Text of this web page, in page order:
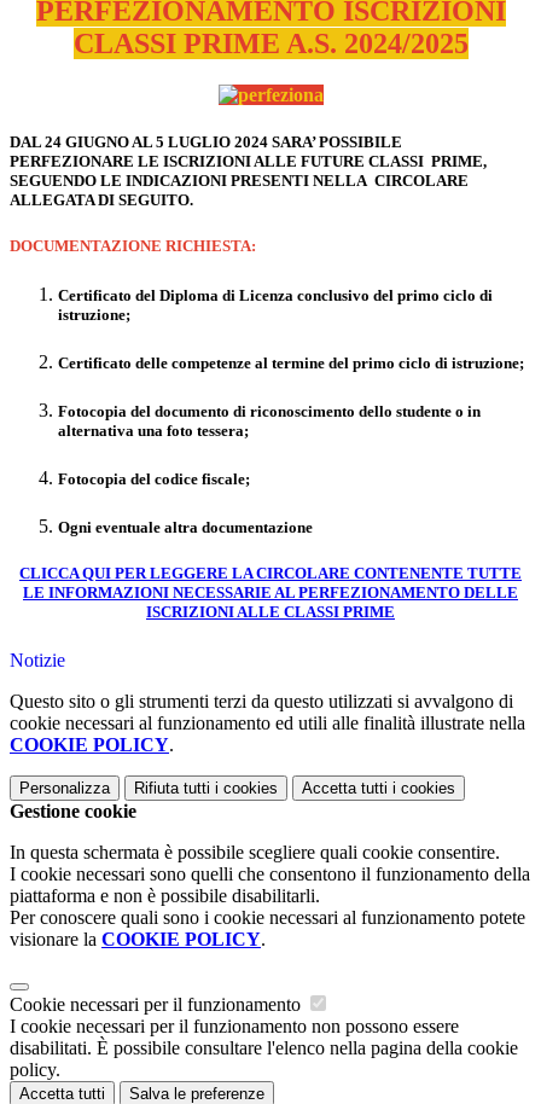
PERFEZIONAMENTO ISCRIZIONI
CLASSI PRIME A.S. 2024/2025
DAL 24 GIUGNO AL 5 LUGLIO 2024 SARA’ POSSIBILE
PERFEZIONARE LE ISCRIZIONI ALLE FUTURE CLASSI PRIME,
SEGUENDO LE INDICAZIONI PRESENTI NELLA CIRCOLARE
ALLEGATA DI SEGUITO.
DOCUMENTAZIONE RICHIESTA:
Certificato del Diploma di Licenza conclusivo del primo ciclo di
istruzione;
Certificato delle competenze al termine del primo ciclo di istruzione;
Fotocopia del documento di riconoscimento dello studente o in
alternativa una foto tessera;
Fotocopia del codice fiscale;
Ogni eventuale altra documentazione
CLICCA QUI PER LEGGERE LA CIRCOLARE CONTENENTE TUTTE
LE INFORMAZIONI NECESSARIE AL PERFEZIONAMENTO DELLE
ISCRIZIONI ALLE CLASSI PRIME
Notizie
Questo sito o gli strumenti terzi da questo utilizzati si avvalgono di
cookie necessari al funzionamento ed utili alle finalità illustrate nella
COOKIE POLICY.
Personalizza Rifiuta tutti i cookies Accetta tutti i cookies
Gestione cookie
In questa schermata è possibile scegliere quali cookie consentire.
I cookie necessari sono quelli che consentono il funzionamento della
piattaforma e non è possibile disabilitarli.
Per conoscere quali sono i cookie necessari al funzionamento potete
visionare la COOKIE POLICY.
Cookie necessari per il funzionamento
I cookie necessari per il funzionamento non possono essere
disabilitati. È possibile consultare l'elenco nella pagina della cookie
policy.
Accetta tutti Salva le preferenze